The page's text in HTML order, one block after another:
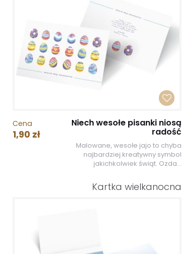
Cena
1,90 zł
Niech wesołe pisanki niosą
radość
Malowane, wesołe jajo to chyba
najbardziej kreatywny symbol
jakichkolwiek świąt. Ozda...
Kartka wielkanocna